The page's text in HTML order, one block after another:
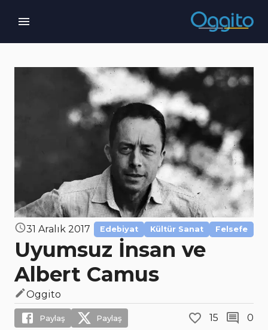
31 Aralık 2017 Edebiyat Kültür Sanat Felsefe
Uyumsuz İnsan ve
Albert Camus
Oggito
Paylaş Paylaş 15 0